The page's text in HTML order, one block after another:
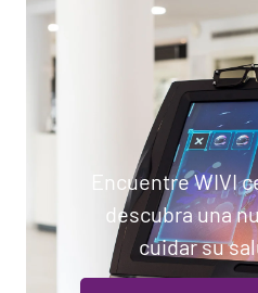
Encuentre WIVI
descubra una
cuidar su